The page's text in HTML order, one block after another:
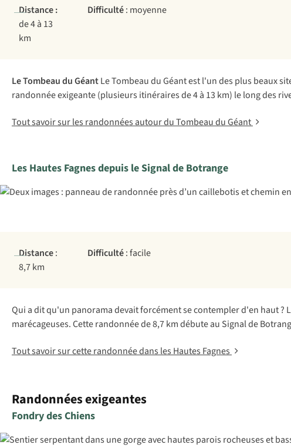
Distance :
de 4 à 13
km
Difficulté: moyenne
Le Tombeau du GéantLe Tombeau du Géant est l'un des plus beaux
randonnée exigeante (plusieurs itinéraires de 4 à 13 km) le long des
Tout savoir sur les randonnées autour du Tombeau du Géant
Les Hautes Fagnes depuis le Signal de Botrange
Distance:
8,7 km
Difficulté: facile
Qui a dit qu'un panorama devait forcément se contempler d'en haut ?
marécageuses. Cette randonnée de 8,7 km débute au Signal de
Tout savoir sur cette randonnée dans les Hautes Fagnes
Randonnées exigeantes
Fondry des Chiens